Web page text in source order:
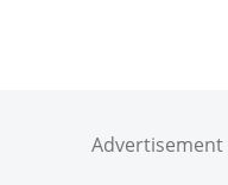
Advertisement